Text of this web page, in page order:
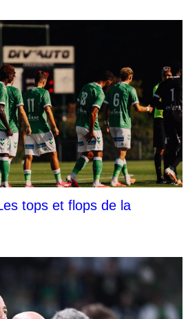
tops et flops de la